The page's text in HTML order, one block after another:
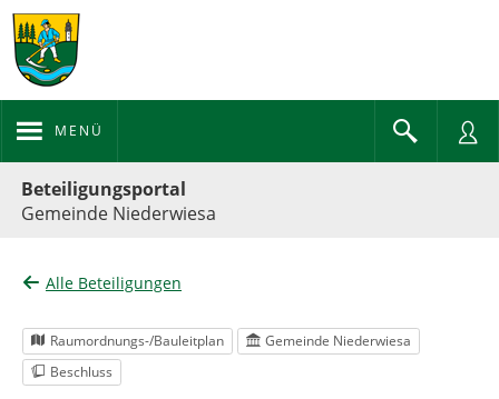
MENÜ
Beteiligungsportal
Gemeinde Niederwiesa
Alle Beteiligungen
Raumordnungs-/Bauleitplan
Gemeinde Niederwiesa
Beschluss